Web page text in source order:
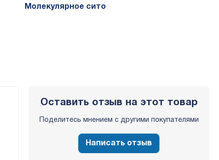
Молекулярное сито
Оставить отзыв на этот товар
Поделитесь мнением с другими покупателями
Написать отзыв